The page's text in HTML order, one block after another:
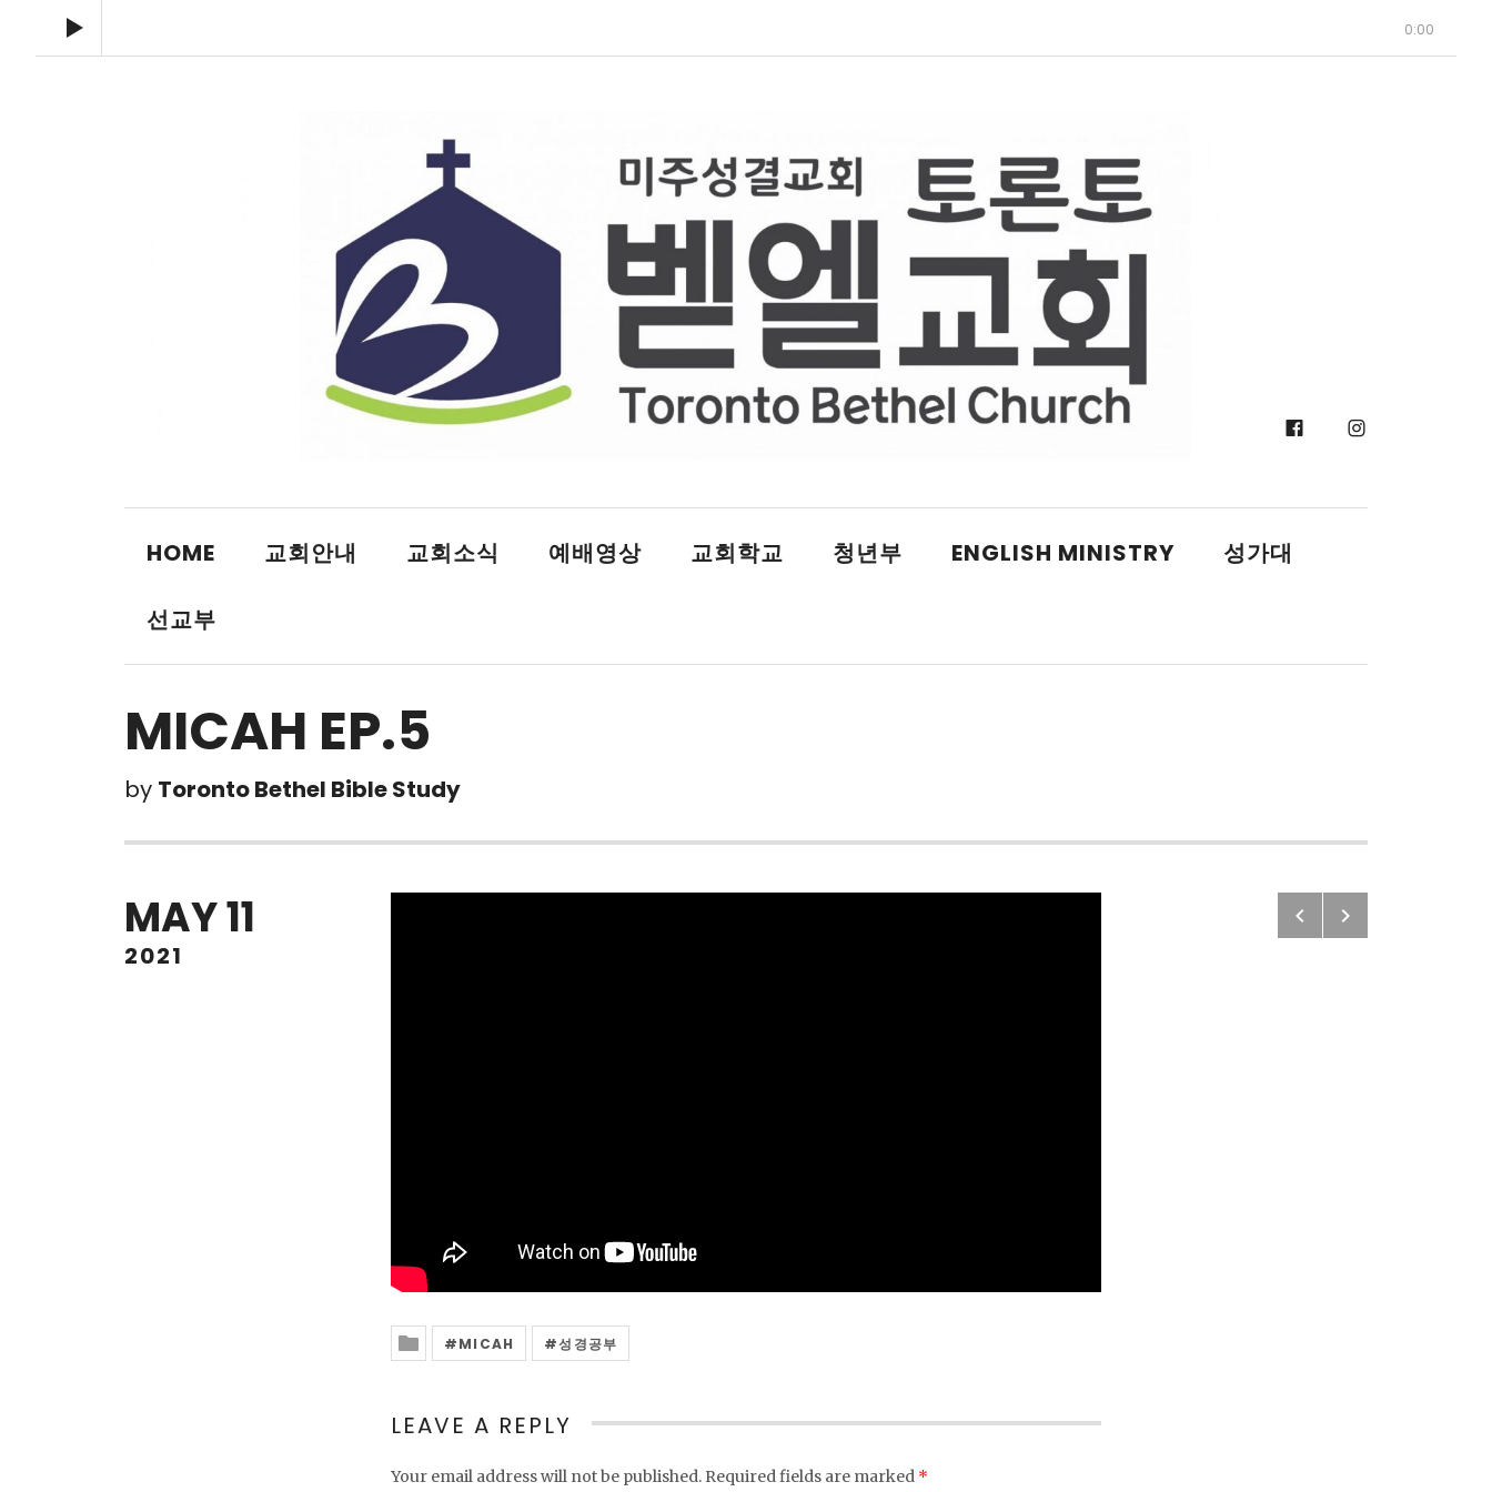
Facebook
HOME 교회안내 교회소식 예배영상 교회학교 청년부 ENGLISH MINISTRY 성가대
선교부
MICAH EP.5
by Toronto Bethel Bible Study
MAY11
2021
MICAH 성경공부
PostPrevious: 선
Next: 긍휼
LEAVE A REPLY
Your email address will not be published. Required fields are marked *
Audio Player
0:00